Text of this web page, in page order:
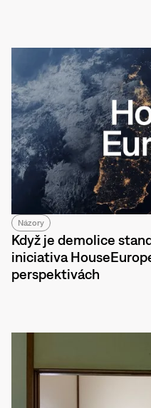
Názory
Když je demolice
iniciativa
perspektivách